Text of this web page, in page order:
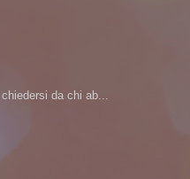
da chi ab...